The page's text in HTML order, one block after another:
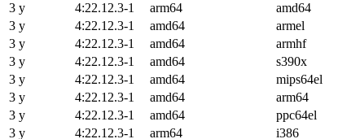
3 y
4:22.12.3-1 arm64 amd64
3 y
4:22.12.3-1 amd64 armel
3 y
4:22.12.3-1 amd64 armhf
3 y
4:22.12.3-1 amd64 s390x
3 y
4:22.12.3-1 amd64 mips64el
3 y
4:22.12.3-1 amd64 arm64
3 y
4:22.12.3-1 amd64 ppc64el
3 y
4:22.12.3-1 arm64 i386